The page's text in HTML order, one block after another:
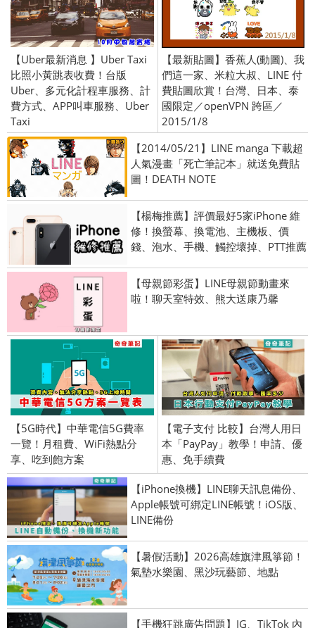
【Uber最新消息 】Uber Taxi
比照小黃跳表收費！台版
Uber、多元化計程車服務、計
費方式、APP叫車服務、Uber
Taxi
【最新貼圖】香蕉人(動圖)、我
們這一家、米粒大叔、LINE 付
費貼圖欣賞！台灣、日本、泰
國限定／openVPN 跨區／
2015/1/8
【2014/05/21】LINE manga 下載超
人氣漫畫「死亡筆記本」就送免費貼
圖！DEATH NOTE
【楊梅推薦】評價最好5家iPhone 維
修！換螢幕、換電池、主機板、價
錢、泡水、手機、觸控壞掉、PTT推薦
【母親節彩蛋】LINE母親節動畫來
啦！聊天室特效、熊大送康乃馨
【5G時代】中華電信5G費率
一覽！月租費、WiFi熱點分
享、吃到飽方案
【電子支付 比較】台灣人用日
本「PayPay」教學！申請、優
惠、免手續費
【iPhone換機】LINE聊天訊息備份、
Apple帳號可綁定LINE帳號！iOS版、
LINE備份
【暑假活動】2026高雄旗津風箏節！
氣墊水樂園、黑沙玩藝節、地點
【手機狂跳廣告問題】IG、TikTok 內